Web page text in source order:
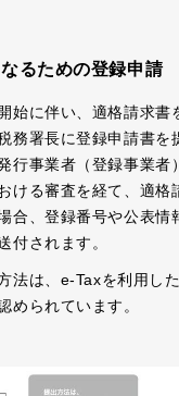
るための登録申請
始に伴い、適格請求書
務署長に登録申請書を
行事業者（登録事業者
ける審査を経て、適格
合、登録番号や公表情
付されます。
法は、e-Taxを利用し
められています。